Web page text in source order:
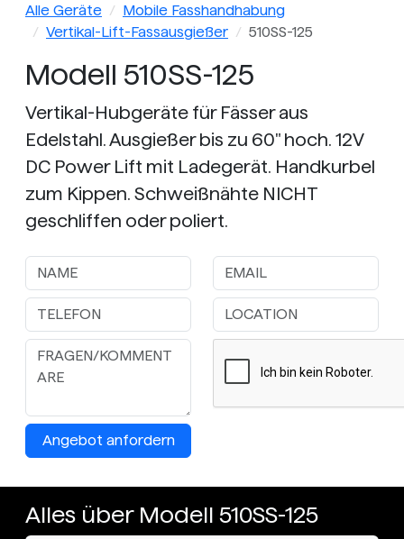
Power Lift und Neigungssteuerung.
Alle Geräte
Mobile Fasshandhabung
Vertikal-Lift-Fassausgießer
510SS-125
Modell 510SS-125
Vertikal-Hubgeräte für Fässer aus
Edelstahl. Ausgießer bis zu 60" hoch. 12V
DC Power Lift mit Ladegerät. Handkurbel
zum Kippen. Schweißnähte NICHT
geschliffen oder poliert.
Angebot anfordern
Alles über Modell 510SS-125